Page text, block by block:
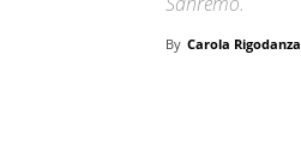
By Carola Rigodanza